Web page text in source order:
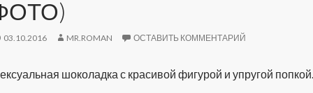
03.10.2016 MR.ROMAN ОСТАВИТЬ КОММЕНТАРИЙ
шоколадка с красивой фигурой и упругой попкой.